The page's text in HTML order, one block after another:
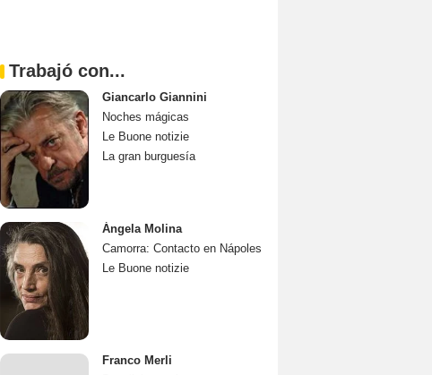
Trabajó con...
Giancarlo Giannini
Noches mágicas
Le Buone notizie
La gran burguesía
Ángela Molina
Camorra: Contacto en Nápoles
Le Buone notizie
Franco Merli